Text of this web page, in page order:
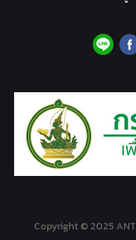
Copyright © 2025